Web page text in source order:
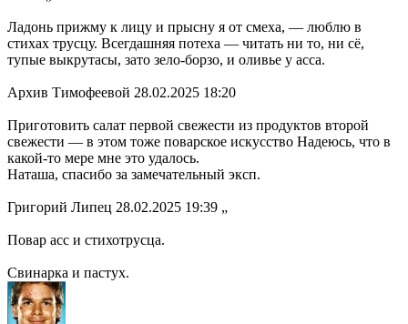
Ладонь прижму к лицу и прысну я от смеха, — люблю в
стихах трусцу. Всегдашняя потеха — читать ни то, ни сё,
тупые выкрутасы, зато зело-борзо, и оливье у асса.
Архив Тимофеевой 28.02.2025 18:20
Приготовить салат первой свежести из продуктов второй
свежести — в этом тоже поварское искусство Надеюсь, что в
какой-то мере мне это удалось.
Наташа, спасибо за замечательный эксп.
Григорий Липец 28.02.2025 19:39 „
Повар асс и стихотрусца.
Свинарка и пастух.